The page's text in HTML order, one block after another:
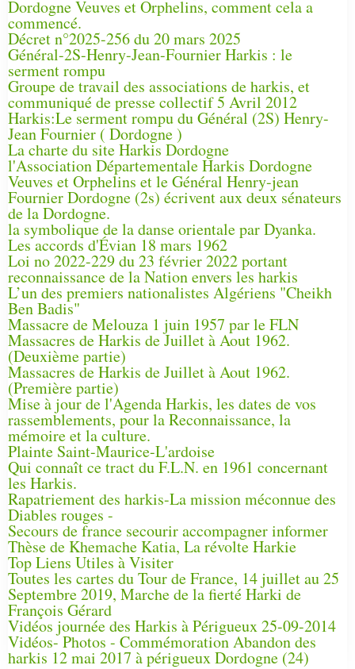
Dordogne Veuves et Orphelins, comment cela a
commencé.
Décret n°2025-256 du 20 mars 2025
Général-2S-Henry-Jean-Fournier Harkis : le
serment rompu
Groupe de travail des associations de harkis, et
communiqué de presse collectif 5 Avril 2012
Harkis:Le serment rompu du Général (2S) Henry-
Jean Fournier ( Dordogne )
La charte du site Harkis Dordogne
l'Association Départementale Harkis Dordogne
Veuves et Orphelins et le Général Henry-jean
Fournier Dordogne (2s) écrivent aux deux sénateurs
de la Dordogne.
la symbolique de la danse orientale par Dyanka.
Les accords d'Évian 18 mars 1962
Loi no 2022-229 du 23 février 2022 portant
reconnaissance de la Nation envers les harkis
L’un des premiers nationalistes Algériens "Cheikh
Ben Badis"
Massacre de Melouza 1 juin 1957 par le FLN
Massacres de Harkis de Juillet à Aout 1962.
(Deuxième partie)
Massacres de Harkis de Juillet à Aout 1962.
(Première partie)
Mise à jour de l'Agenda Harkis, les dates de vos
rassemblements, pour la Reconnaissance, la
mémoire et la culture.
Plainte Saint-Maurice-L'ardoise
Qui connaît ce tract du F.L.N. en 1961 concernant
les Harkis.
Rapatriement des harkis-La mission méconnue des
Diables rouges -
Secours de france secourir accompagner informer
Thèse de Khemache Katia, La révolte Harkie
Top Liens Utiles à Visiter
Toutes les cartes du Tour de France, 14 juillet au 25
Septembre 2019, Marche de la fierté Harki de
François Gérard
Vidéos journée des Harkis à Périgueux 25-09-2014
Vidéos- Photos - Commémoration Abandon des
harkis 12 mai 2017 à périgueux Dordogne (24)